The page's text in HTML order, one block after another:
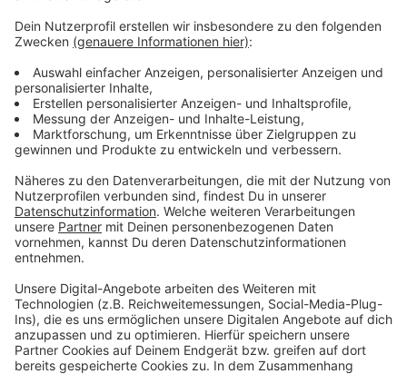
Weiterhin gilt der Hinweis, dass Nachmeldungen oder
Tageswerte führen können.
Anzeige
Weitere Infos und Links zum Thema
Anzeige
Das RKI-Dashboard mit aktuellen Zahlen
Unsere Corona-Sonderseite